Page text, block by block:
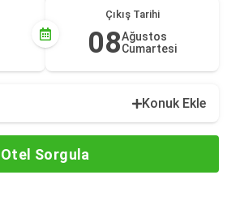
Çıkış Tarihi
08Ağustos
Cumartesi
Konuk Ekle
Otel Sorgula